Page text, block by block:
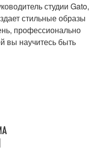
студии Gato,
стильные образы
профессионально
вы научитесь быть